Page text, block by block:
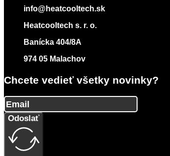
info@heatcooltech.sk
Heatcooltech s. r. o.
Banícka 404/8A
974 05 Malachov
Chcete vedieť všetky novinky?
Odoslať